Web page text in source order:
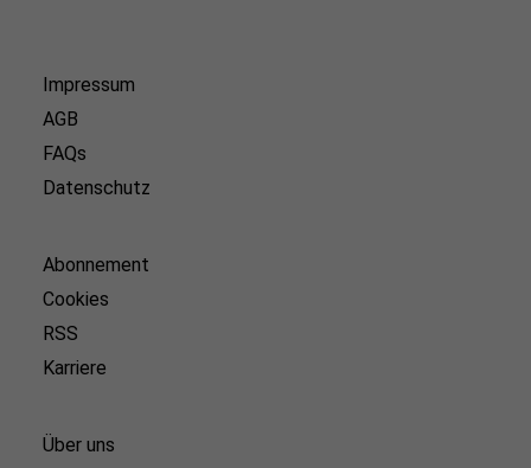
Impressum
AGB
FAQs
Datenschutz
Abonnement
Cookies
RSS
Karriere
Über uns